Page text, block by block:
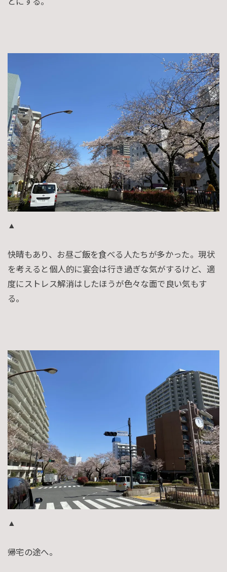
▲
快晴もあり、お昼ご飯を食べる人たちが多かった。現状
を考えると個人的に宴会は行き過ぎな気がするけど、適
度にストレス解消はしたほうが色々な面で良い気もす
る。
▲
帰宅の途へ。